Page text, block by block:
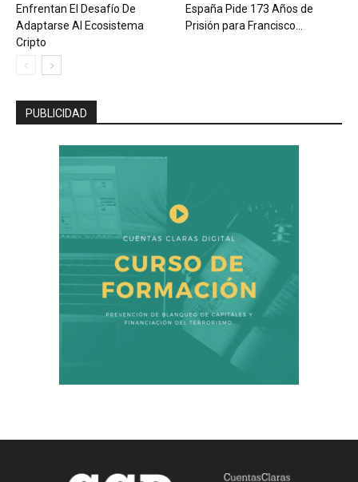
Enfrentan El Desafío De
Adaptarse Al Ecosistema
Cripto
España Pide 173 Años de
Prisión para Francisco...
PUBLICIDAD